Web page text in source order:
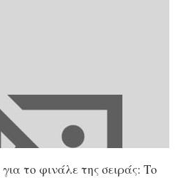
το φινάλε της σειράς: Το